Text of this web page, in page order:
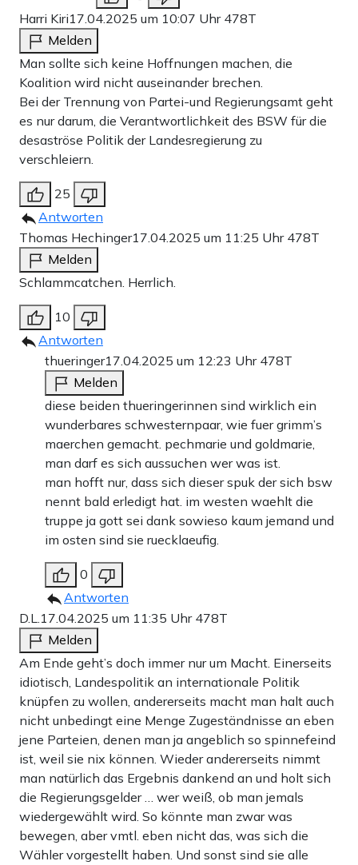
Harri Kiri17.04.2025 um 10:07 Uhr 478T
Melden
Man sollte sich keine Hoffnungen machen, die
Koalition wird nicht auseinander brechen.
Bei der Trennung von Partei-und Regierungsamt geht
es nur darum, die Verantwortlichkeit des BSW für die
desaströse Politik der Landesregierung zu
verschleiern.
25
Antworten
Thomas Hechinger17.04.2025 um 11:25 Uhr 478T
Melden
Schlammcatchen. Herrlich.
10
Antworten
thueringer17.04.2025 um 12:23 Uhr 478T
Melden
diese beiden thueringerinnen sind wirklich ein
wunderbares schwesternpaar, wie fuer grimm’s
maerchen gemacht. pechmarie und goldmarie,
man darf es sich aussuchen wer was ist.
man hofft nur, dass sich dieser spuk der sich bsw
nennt bald erledigt hat. im westen waehlt die
truppe ja gott sei dank sowieso kaum jemand und
im osten sind sie ruecklaeufig.
0
Antworten
D.L.17.04.2025 um 11:35 Uhr 478T
Melden
Am Ende geht’s doch immer nur um Macht. Einerseits
idiotisch, Landespolitik an internationale Politik
knüpfen zu wollen, andererseits macht man halt auch
nicht unbedingt eine Menge Zugeständnisse an eben
jene Parteien, denen man ja angeblich so spinnefeind
ist, weil sie nix können. Wieder andererseits nimmt
man natürlich das Ergebnis dankend an und holt sich
die Regierungsgelder … wer weiß, ob man jemals
wiedergewählt wird. So könnte man zwar was
bewegen, aber vmtl. eben nicht das, was sich die
Wähler vorgestellt haben. Und sonst sind sie alle